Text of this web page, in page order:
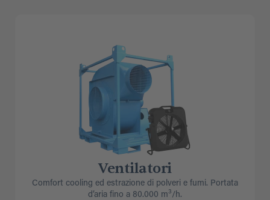
Ventilatori
Comfort cooling ed estrazione di polveri e fumi. Portata
d’aria fino a 80.000 m3/h.